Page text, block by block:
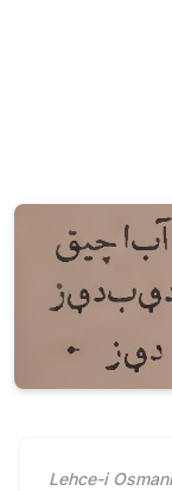
Lehce-i